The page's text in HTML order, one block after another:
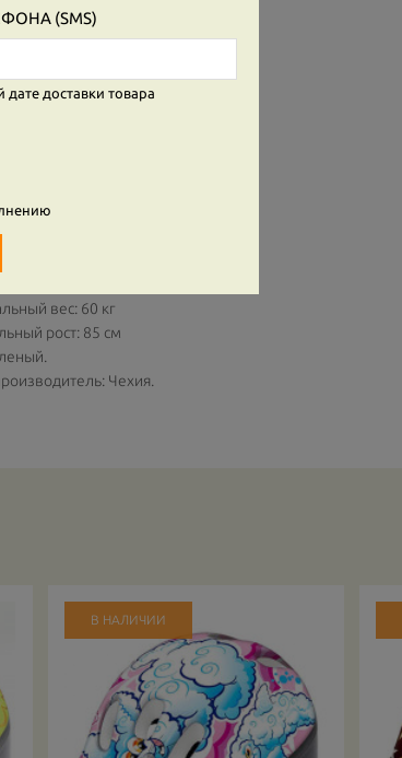
сталь.
12", надувные.
55-62 см.
36 см.
30-41 см.
вес: 60 кг
рост: 85 см
Чехия.
В НАЛИЧИИ
(SMS)
доставки товара